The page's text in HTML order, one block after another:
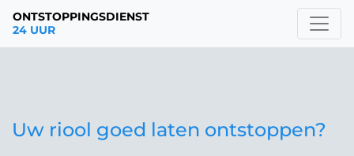
ONTSTOPPINGSDIENST
24 UUR
Uw riool goed laten ontstoppen?